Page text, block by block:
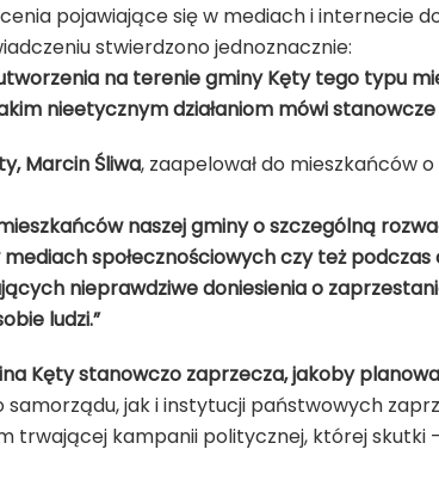
pojawiające się w mediach i internecie
stwierdzono jednoznacznie:
na terenie gminy Kęty tego typu
nieetycznym działaniom mówi stanowcze
Marcin Śliwa, zaapelował do mieszkańców
naszej gminy o szczególną
społecznościowych czy też
nieprawdziwe doniesienia o
ludzi.”
Kęty stanowczo zaprzecza, jakoby
jak i instytucji państwowych
trwającej kampanii politycznej, której skutki